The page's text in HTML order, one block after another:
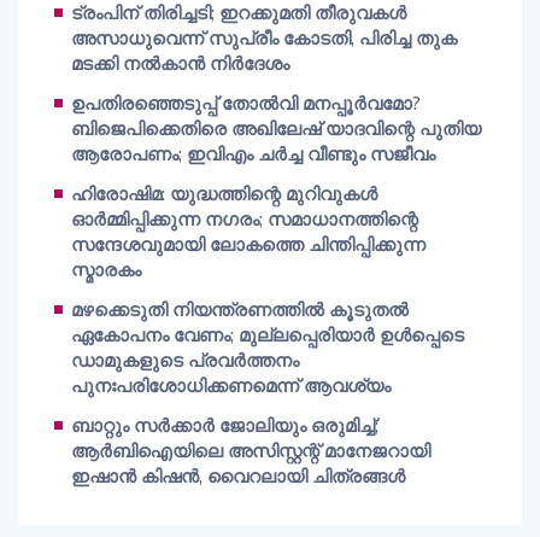
ട്രംപിന് തിരിച്ചടി; ഇറക്കുമതി തീരുവകൾ
അസാധുവെന്ന് സുപ്രീം കോടതി, പിരിച്ച തുക
മടക്കി നൽകാൻ നിർദേശം
ഉപതിരഞ്ഞെടുപ്പ് തോൽവി മനപ്പൂർവമോ?
ബിജെപിക്കെതിരെ അഖിലേഷ് യാദവിന്റെ പുതിയ
ആരോപണം; ഇവിഎം ചർച്ച വീണ്ടും സജീവം
ഹിരോഷിമ: യുദ്ധത്തിന്റെ മുറിവുകൾ
ഓർമ്മിപ്പിക്കുന്ന നഗരം; സമാധാനത്തിന്റെ
സന്ദേശവുമായി ലോകത്തെ ചിന്തിപ്പിക്കുന്ന
സ്മാരകം
മഴക്കെടുതി നിയന്ത്രണത്തിൽ കൂടുതൽ
ഏകോപനം വേണം; മുല്ലപ്പെരിയാർ ഉൾപ്പെടെ
ഡാമുകളുടെ പ്രവർത്തനം
പുനഃപരിശോധിക്കണമെന്ന് ആവശ്യം
ബാറ്റും സർക്കാർ ജോലിയും ഒരുമിച്ച്;
ആർബിഐയിലെ അസിസ്റ്റന്റ് മാനേജറായി
ഇഷാൻ കിഷൻ, വൈറലായി ചിത്രങ്ങൾ